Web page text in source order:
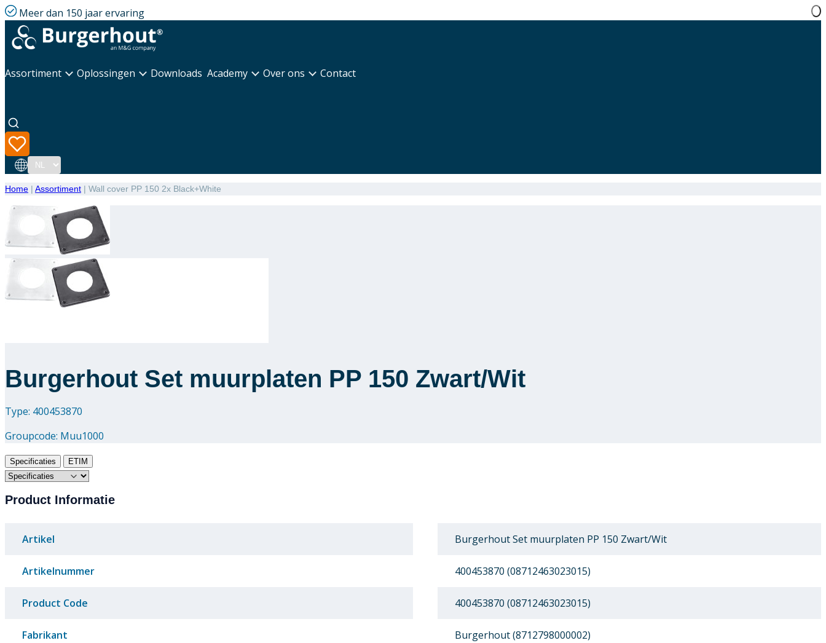
Meer dan 150 jaar ervaring
Assortiment Oplossingen Downloads Academy Over ons Contact
Taal
Home | Assortiment | Wall cover PP 150 2x Black+White
Burgerhout Set muurplaten PP 150 Zwart/Wit
Type: 400453870
Groupcode: Muu1000
Specificaties ETIM
Product Informatie
Artikel Burgerhout Set muurplaten PP 150 Zwart/Wit
Artikelnummer 400453870 (08712463023015)
Product Code 400453870 (08712463023015)
Fabrikant Burgerhout (8712798000002)